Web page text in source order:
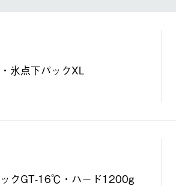
氷点下パックXL
ックGT-16℃・ハード1200g